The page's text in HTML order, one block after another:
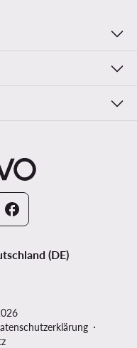
(DE)